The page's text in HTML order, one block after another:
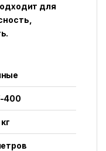
для
400